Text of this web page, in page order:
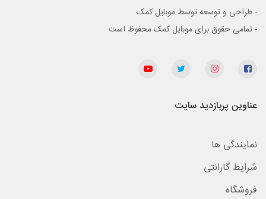
- طراحی و توسعه توسط موبایل کمک
- تمامی حقوق برای موبایل کمک محفوظ است
عناوین پربازدید سایت
نمایندگی ها
شرایط گارانتی
فروشگاه